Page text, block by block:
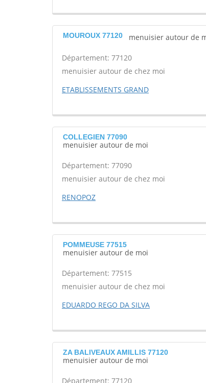
MOUROUX 77120 menuisier autour de
Département: 77120
menuisier autour de chez moi
ETABLISSEMENTS GRAND
COLLEGIEN 77090
menuisier autour de moi
Département: 77090
menuisier autour de chez moi
RENOPOZ
POMMEUSE 77515
menuisier autour de moi
Département: 77515
menuisier autour de chez moi
EDUARDO REGO DA SILVA
ZA BALIVEAUX AMILLIS 77120
menuisier autour de moi
Département: 77120